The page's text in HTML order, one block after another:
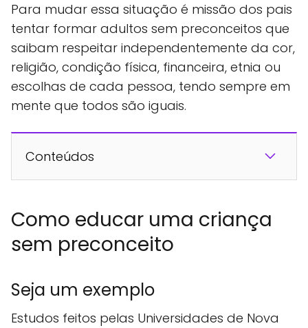
Para mudar essa situação é missão dos pais
tentar formar adultos sem preconceitos que
saibam respeitar independentemente da cor,
religião, condição física, financeira, etnia ou
escolhas de cada pessoa, tendo sempre em
mente que todos são iguais.
Conteúdos
Como educar uma criança
sem preconceito
Seja um exemplo
Estudos feitos pelas Universidades de Nova